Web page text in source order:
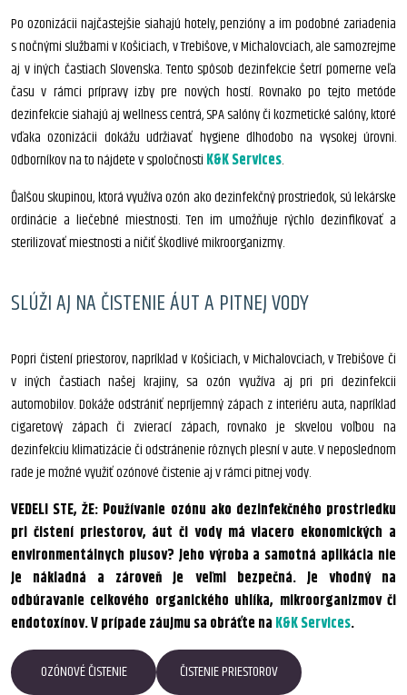
Po ozonizácii najčastejšie siahajú hotely, penzióny a im podobné zariadenia
s nočnými službami v Košiciach, v Trebišove, v Michalovciach, ale samozrejme
aj v iných častiach Slovenska. Tento spôsob dezinfekcie šetrí pomerne veľa
času v rámci prípravy izby pre nových hostí. Rovnako po tejto metóde
dezinfekcie siahajú aj wellness centrá, SPA salóny či kozmetické salóny, ktoré
vďaka ozonizácii dokážu udržiavať hygiene dlhodobo na vysokej úrovni.
Odborníkov na to nájdete v spoločnosti K&K Services.
Ďalšou skupinou, ktorá využíva ozón ako dezinfekčný prostriedok, sú lekárske
ordinácie a liečebné miestnosti. Ten im umožňuje rýchlo dezinfikovať a
sterilizovať miestnosti a ničiť škodlivé mikroorganizmy.
SLÚŽI AJ NA ČISTENIE ÁUT A PITNEJ VODY
Popri čistení priestorov, napríklad v Košiciach, v Michalovciach, v Trebišove či
v iných častiach našej krajiny, sa ozón využíva aj pri pri dezinfekcii
automobilov. Dokáže odstrániť nepríjemný zápach z interiéru auta, napríklad
cigaretový zápach či zvierací zápach, rovnako je skvelou voľbou na
dezinfekciu klimatizácie či odstránenie rôznych plesní v aute. V neposlednom
rade je možné využiť ozónové čistenie aj v rámci pitnej vody.
VEDELI STE, ŽE: Používanie ozónu ako dezinfekčného prostriedku
pri čistení priestorov, áut či vody má viacero ekonomických a
environmentálnych plusov? Jeho výroba a samotná aplikácia nie
je nákladná a zároveň je veľmi bezpečná. Je vhodný na
odbúravanie celkového organického uhlíka, mikroorganizmov či
endotoxínov. V prípade záujmu sa obráťte na K&K Services.
OZÓNOVÉ ČISTENIE ČISTENIE PRIESTOROV